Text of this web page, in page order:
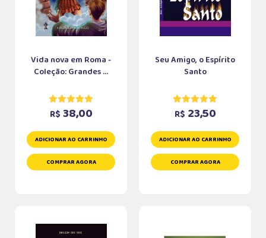
Vida nova em Roma -
Coleção: Grandes ...
R$ 38,00
ADICIONAR AO CARRINHO
COMPRAR AGORA
Seu Amigo, o Espírito
Santo
R$ 23,50
ADICIONAR AO CARRINHO
COMPRAR AGORA